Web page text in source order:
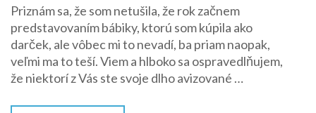
a
12
tancujúcich
princezien
–
Priznám sa, že som netušila, že rok začnem
predstavovaním bábiky, ktorú som kúpila ako
darček, ale vôbec mi to nevadí, ba priam naopak,
veľmi ma to teší. Viem a hlboko sa ospravedlňujem,
že niektorí z Vás ste svoje dlho avizované …